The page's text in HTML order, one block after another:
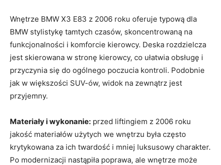
Wnętrze BMW X3 E83 z 2006 roku oferuje typową dla
BMW stylistykę tamtych czasów, skoncentrowaną na
funkcjonalności i komforcie kierowcy. Deska rozdzielcza
jest skierowana w stronę kierowcy, co ułatwia obsługę i
przyczynia się do ogólnego poczucia kontroli. Podobnie
jak w większości SUV-ów, widok na zewnątrz jest
przyjemny.
Materiały i wykonanie: przed liftingiem z 2006 roku
jakość materiałów użytych we wnętrzu była często
krytykowana za ich twardość i mniej luksusowy charakter.
Po modernizacji nastąpiła poprawa, ale wnętrze może